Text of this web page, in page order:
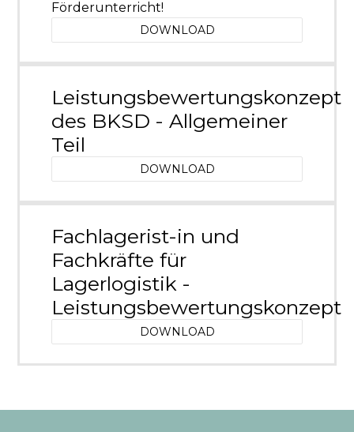
Förderunterricht!
DOWNLOAD
Leistungsbewertungskonzept
des BKSD - Allgemeiner
Teil
DOWNLOAD
Fachlagerist-in und
Fachkräfte für
Lagerlogistik -
Leistungsbewertungskonzept
DOWNLOAD